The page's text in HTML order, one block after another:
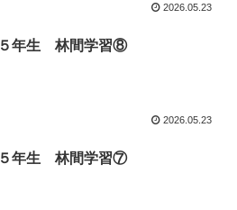
2026.05.23
５年生 林間学習⑧
2026.05.23
５年生 林間学習⑦